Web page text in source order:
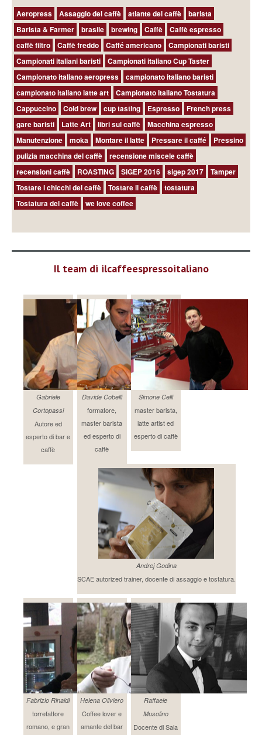
Aeropress Assaggio del caffè atlante del caffè
barista
Barista & Farmer
brasile brewing Caffè
Caffè espresso
caffè filtro
Caffè freddo Caffé americano
Campionati baristi
Campionati italiani baristi
Campionati italiano Cup Taster
Campionato italiano aeropress
campionato italiano baristi
campionato italiano latte art
Campionato Italiano Tostatura
Cappuccino
Cold brew cup tasting Espresso
French press
gare baristi
Latte Art libri sul caffè
Macchina espresso
Manutenzione
moka Montare il latte Pressare il caffé
Pressino
pulizia macchina del caffè
recensione miscele caffè
recensioni caffè
ROASTING SIGEP 2016 sigep 2017
Tamper
Tostare i chicchi del caffè
Tostare il caffè
tostatura
Tostatura del caffè
we love coffee
Il team di ilcaffeespressoitaliano
Gabriele
Cortopassi
Autore ed
esperto di bar e
caffè
Davide Cobelli
formatore,
master barista
ed esperto di
caffè
Simone Celli
master barista,
latte artist ed
esperto di caffè
Andrej Godina
SCAE autorized trainer, docente di assaggio e tostatura.
Fabrizio Rinaldi
torrefattore
romano, e gran
Helena Oliviero
Coffee lover e
amante del bar
Raffaele
Musolino
Docente di Sala